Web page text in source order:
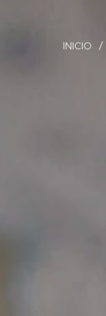
INICIO